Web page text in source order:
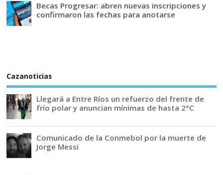
Becas Progresar: abren nuevas inscripciones y
confirmaron las fechas para anotarse
Cazanoticias
Llegará a Entre Ríos un refuerzo del frente de
frío polar y anuncian mínimas de hasta 2°C
Comunicado de la Conmebol por la muerte de
Jorge Messi